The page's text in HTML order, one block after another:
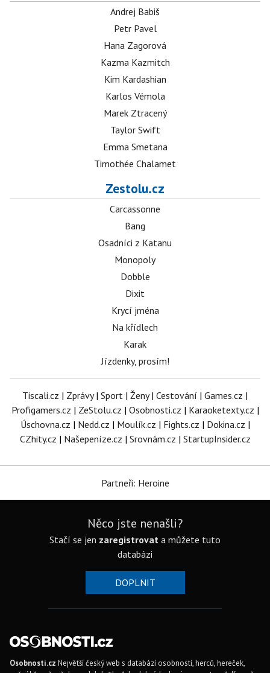
Andrej Babiš
Petr Pavel
Hana Zagorová
Kazma Kazmitch
Kim Kardashian
Karlos Vémola
Marek Ztracený
Taylor Swift
Emma Smetana
Timothée Chalamet
Zestolu.cz
Carcassonne
Bang
Osadníci z Katanu
Monopoly
Dobble
Dixit
Krycí jména
Na křídlech
Karak
Jízdenky, prosím!
Tiscali.cz | Zprávy| Sport | Ženy| Cestování | Games.cz |
Profigamers.cz | ZeStolu.cz | Osobnosti.cz | Karaoketexty.cz |
Úschovna.cz | Nedd.cz | Moulík.cz | Fights.cz | Dokina.cz |
CZhity.cz | Našepeníze.cz | Srovnám.cz | StartupInsider.cz
Partneři: Heroine
Něco jste nenašli?
Stačí se jen zaregistrovat a můžete tuto
databázi
DOPLNIT
Osobnosti.cz Největší český web s databází osobností, herců, hereček,